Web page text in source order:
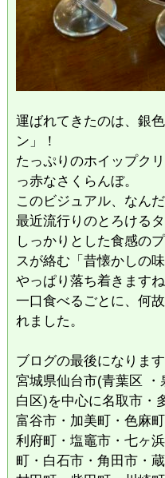
運ばれてきたのは、銀
ン」！
たっぷりのホイップク
っ赤なさくらんぼ。
このビジュアル、なん
最近流行りのとろける
しっかりとした食感の
スが絡む「昔懐かしの味
やっぱり落ち着きますね
一口食べるごとに、何
れました。
ブログの最後になりま
宮城県仙台市(青葉区
白区)を中心に名取市・
富谷市・加美町・色麻
利府町・塩竈市・七ヶ
町・白石市・角田市・